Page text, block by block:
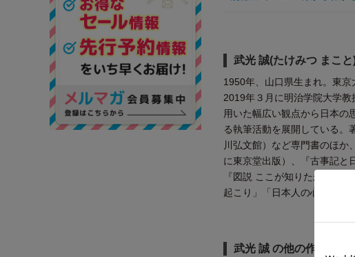
武光 誠(たけみつ まこ
1950年、山口県生まれ。東京
2019年３月に明治学院大学
用いた幅広い観点から日本の
る執筆活動を展開している。
川弘文館）など専門書のほ
に東京堂出版）、『古事記と
『図説 ここが知りたかった
起こり」「日本人の心の原点
武光 誠 の他の作品